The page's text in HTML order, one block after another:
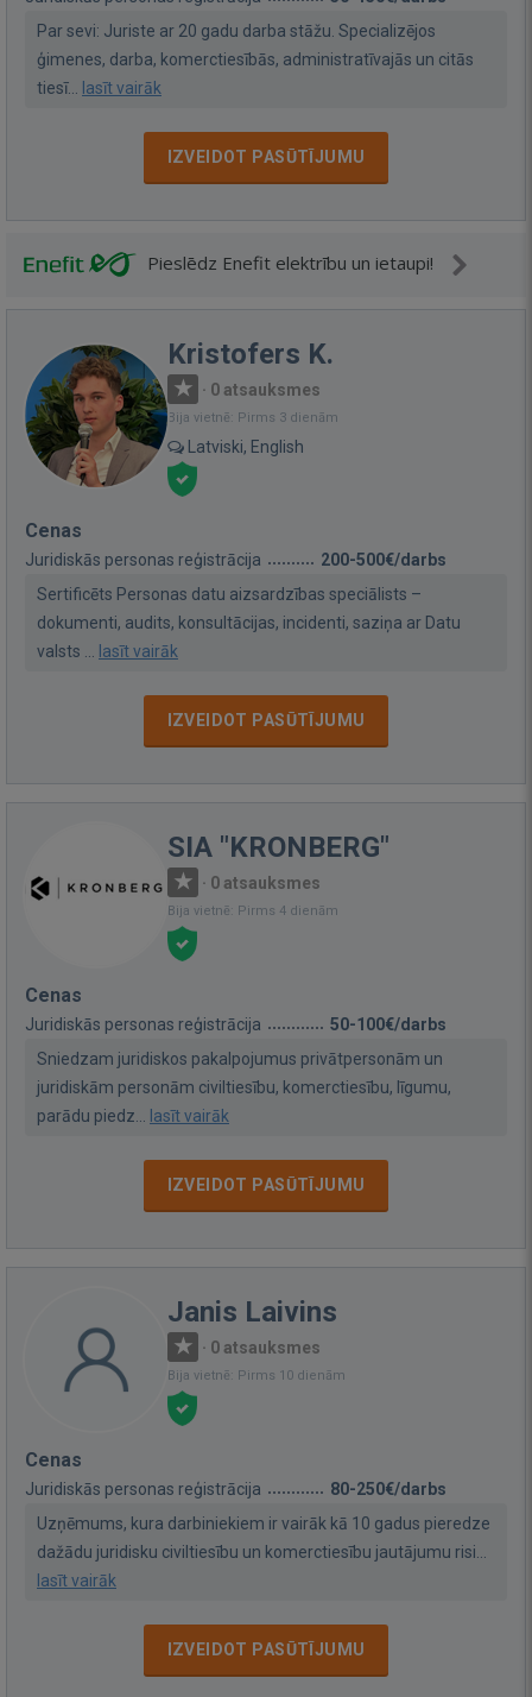
Par sevi: Juriste ar 20 gadu darba stāžu. Specializējos
ģimenes, darba, komerctiesībās, administratīvajās un citās
tiesī...
lasīt vairāk
IZVEIDOT PASŪTĪJUMU
Pieslēdz Enefit elektrību un ietaupi!
Kristofers K.
· 0 atsauksmes
Bija vietnē: Pirms 3 dienām
Latviski, English
Cenas
Juridiskās personas reģistrācija
200-500€/darbs
Sertificēts Personas datu aizsardzības speciālists –
dokumenti, audits, konsultācijas, incidenti, saziņa ar Datu
valsts ... lasīt vairāk
IZVEIDOT PASŪTĪJUMU
SIA "KRONBERG"
· 0 atsauksmes
Bija vietnē: Pirms 4 dienām
Cenas
Juridiskās personas reģistrācija
50-100€/darbs
Sniedzam juridiskos pakalpojumus privātpersonām un
juridiskām personām civiltiesību, komerctiesību, līgumu,
parādu piedz... lasīt vairāk
IZVEIDOT PASŪTĪJUMU
Janis Laivins
· 0 atsauksmes
Bija vietnē: Pirms 10 dienām
Cenas
Juridiskās personas reģistrācija
80-250€/darbs
Uzņēmums, kura darbiniekiem ir vairāk kā 10 gadus pieredze
dažādu juridisku civiltiesību un komerctiesību jautājumu risi...
lasīt vairāk
IZVEIDOT PASŪTĪJUMU